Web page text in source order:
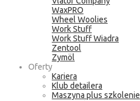
WaxPRO
Wheel Woolies
Work Stuff
Work Stuff Wiadra
Zentool
Zymöl
Oferty
Kariera
Klub detailera
Maszyna plus szkolenie